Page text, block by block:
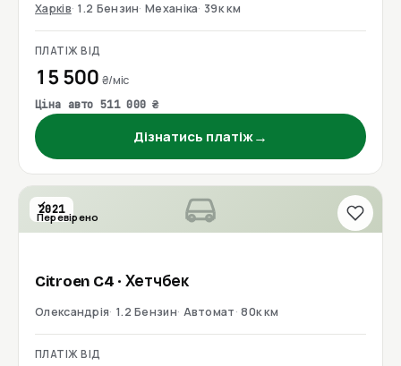
Харків 1.2 Бензин Механіка 39к км
ПЛАТІЖ ВІД
15 500 ₴/міс
Ціна авто 511 000 ₴
Дізнатись платіж→
2021
Перевірено
Citroen C4 · Хетчбек
Олександрія 1.2 Бензин Автомат 80к км
ПЛАТІЖ ВІД